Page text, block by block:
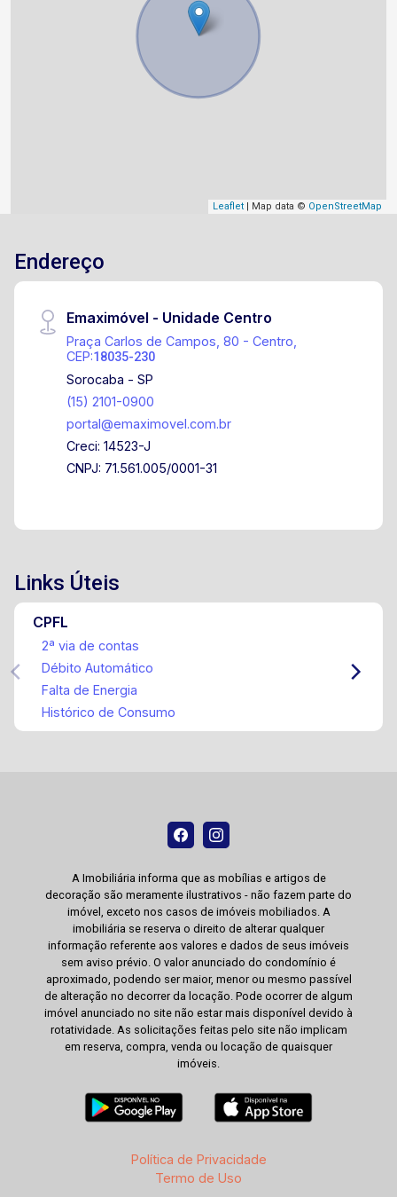
Leaflet | Map data © OpenStreetMap
Endereço
Emaximóvel - Unidade Centro
Praça Carlos de Campos, 80 - Centro,
CEP:18035-230
Sorocaba - SP
(15) 2101-0900
portal@emaximovel.com.br
Creci: 14523-J
CNPJ: 71.561.005/0001-31
Links Úteis
CPFL
2ª via de contas
Débito Automático
Falta de Energia
Histórico de Consumo
A Imobiliária informa que as mobílias e artigos de
decoração são meramente ilustrativos - não fazem parte do
imóvel, exceto nos casos de imóveis mobiliados. A
imobiliária se reserva o direito de alterar qualquer
informação referente aos valores e dados de seus imóveis
sem aviso prévio. O valor anunciado do condomínio é
aproximado, podendo ser maior, menor ou mesmo passível
de alteração no decorrer da locação. Pode ocorrer de algum
imóvel anunciado no site não estar mais disponível devido à
rotatividade. As solicitações feitas pelo site não implicam
em reserva, compra, venda ou locação de quaisquer
imóveis.
Política de Privacidade
Termo de Uso